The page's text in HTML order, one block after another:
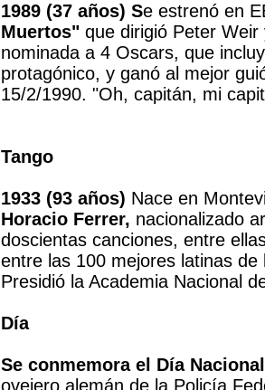
1989 (37 años) Se estrenó en
Muertos" que dirigió Peter
nominada a 4 Oscars, que
protagónico, y ganó al mejor
15/2/1990. "Oh, capitán, mi
Tango
1933 (93 años) Nace en
Horacio Ferrer, nacionalizado
doscientas canciones, entre
entre las 100 mejores latinas de
Presidió la Academia Nacional
Día
Se conmemora el Día
ovejero alemán de la Policía